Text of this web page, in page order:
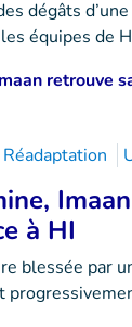
dégâts
équipes de
Réadaptation
à HI
blessée par